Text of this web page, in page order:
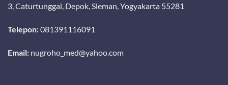
3, Caturtunggal, Depok, Sleman, Yogyakarta 55281
Telepon:081391116091
Email: nugroho_med@yahoo.com